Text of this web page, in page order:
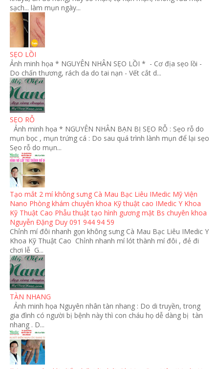
sạch... làm mụn ngày...
SẸO LỒI
Ảnh minh họa * NGUYÊN NHÂN SẸO LỒI * - Cơ địa sẹo lồi -
Do chấn thương, rách da do tai nạn - Vết cắt d...
SẸO RỖ
Ảnh minh họa * NGUYÊN NHÂN BẠN BỊ SẸO RỖ : Sẹo rỗ do
mụn bọc , mụn trứng cá : Do sau quá trình lành mụn để lại sẹo
Sẹo rỗ do mụn...
Tạo mắt 2 mí không sưng Cà Mau Bạc Liêu IMedic Mỹ Viện
Nano Phòng khám chuyên khoa Kỹ thuật cao IMedic Y Khoa
Kỹ Thuật Cao Phẫu thuật tạo hình gương mặt Bs chuyên khoa
Nguyễn Đặng Duy 091 944 94 59
Chỉnh mí đôi nhanh gọn không sưng Cà Mau Bạc Liêu IMedic Y
Khoa Kỹ Thuật Cao Chỉnh nhanh mí lót thành mí đôi , đẻ đi
chơi lễ G...
TÀN NHANG
Ảnh minh họa Nguyên nhân tàn nhang : Do di truyền, trong
gia đình có người bị bệnh này thì con cháu họ dễ dàng bị tàn
nhang . D...